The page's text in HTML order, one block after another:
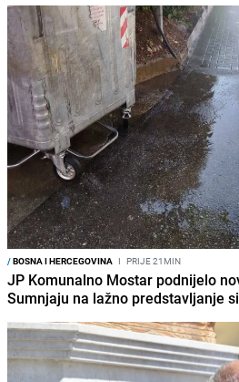
/BOSNA I HERCEGOVINA I PRIJE 21MIN
JP Komunalno Mostar podnijelo
Sumnjaju na lažno predstavljanje